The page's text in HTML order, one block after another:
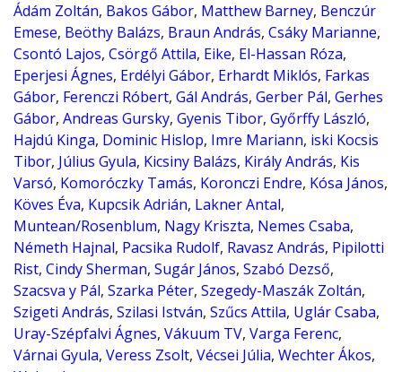
Ádám Zoltán, Bakos Gábor, Matthew Barney, Benczúr
Emese, Beöthy Balázs, Braun András, Csáky Marianne,
Csontó Lajos, Csörgő Attila, Eike, El-Hassan Róza,
Eperjesi Ágnes, Erdélyi Gábor, Erhardt Miklós, Farkas
Gábor, Ferenczi Róbert, Gál András, Gerber Pál, Gerhes
Gábor, Andreas Gursky, Gyenis Tibor, Győrffy László,
Hajdú Kinga, Dominic Hislop, Imre Mariann, iski Kocsis
Tibor, Július Gyula, Kicsiny Balázs, Király András, Kis
Varsó, Komoróczky Tamás, Koronczi Endre, Kósa János,
Köves Éva, Kupcsik Adrián, Lakner Antal,
Muntean/Rosenblum, Nagy Kriszta, Nemes Csaba,
Németh Hajnal, Pacsika Rudolf, Ravasz András, Pipilotti
Rist, Cindy Sherman, Sugár János, Szabó Dezső,
Szacsva y Pál, Szarka Péter, Szegedy-Maszák Zoltán,
Szigeti András, Szilasi István, Szűcs Attila, Uglár Csaba,
Uray-Szépfalvi Ágnes, Vákuum TV, Varga Ferenc,
Várnai Gyula, Veress Zsolt, Vécsei Júlia, Wechter Ákos,